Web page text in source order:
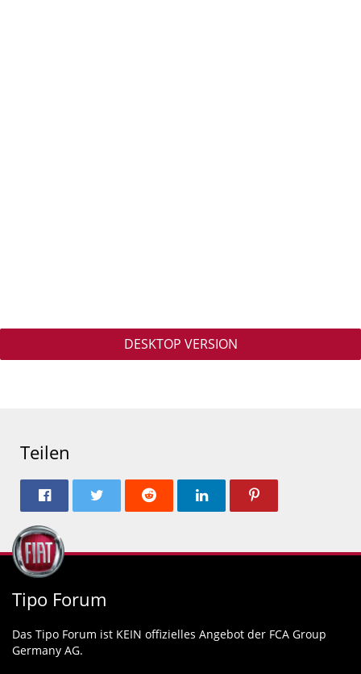
DESKTOP VERSION
Teilen
Tipo Forum
Das Tipo Forum ist KEIN offizielles Angebot der FCA Group
Germany AG.